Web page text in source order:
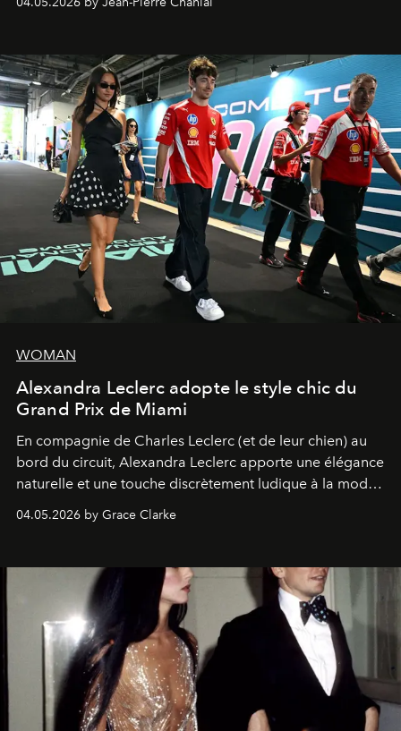
WOMAN
Alexandra Leclerc adopte le style chic du
Grand Prix de Miami
En compagnie de Charles Leclerc (et de leur chien) au
bord du circuit, Alexandra Leclerc apporte une élégance
naturelle et une touche discrètement ludique à la mode
04.05.2026 by Grace Clarke